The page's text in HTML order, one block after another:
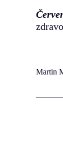
Martin